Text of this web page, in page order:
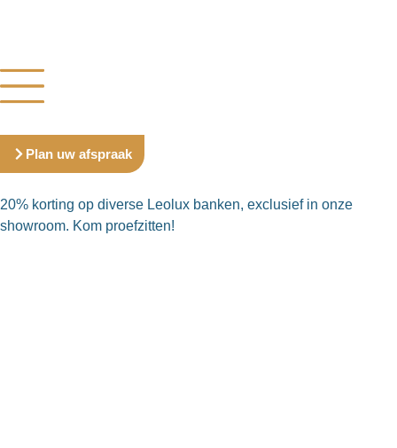
Plan uw afspraak
20% korting op diverse Leolux banken, exclusief in onze
showroom. Kom proefzitten!